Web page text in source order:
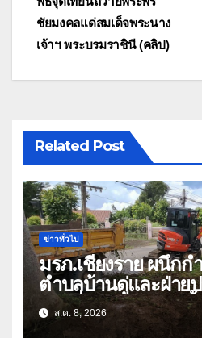
ชัยมงคลแด่สมเด็จพระนาง
เจ้าฯ พระบรมราชินี (คลิป)
Related Post
ข่าวทั่วไป
มรภ.เชียงราย ผนึกก
ตำบลบ้านดู่และฝ่าย
ลอกสิ่งกีดขวางทาง
ปัญหาน้ำท่วม
ส.ค. 8, 2026